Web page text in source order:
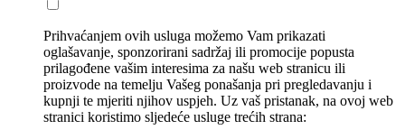
Prihvaćanjem ovih usluga možemo Vam prikazati
oglašavanje, sponzorirani sadržaj ili promocije popusta
prilagođene vašim interesima za našu web stranicu ili
proizvode na temelju Vašeg ponašanja pri pregledavanju i
kupnji te mjeriti njihov uspjeh. Uz vaš pristanak, na ovoj web
stranici koristimo sljedeće usluge trećih strana: